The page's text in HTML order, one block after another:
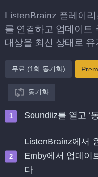
ListenBrainz 플레이
를 연결하고 업데이트
대상을 최신 상태로 유
무료 (1회 동기화)
동기화
Soundiiz를 열고 ‘
ListenBrainz에서
Emby에서 업데이
다